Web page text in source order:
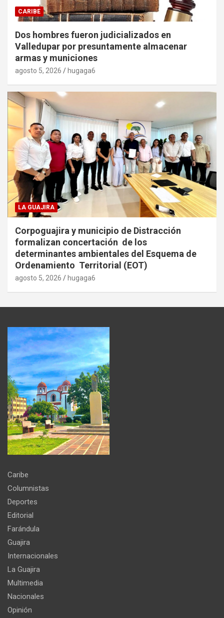
CARIBE
Dos hombres fueron judicializados en
Valledupar por presuntamente almacenar
armas y municiones
agosto 5, 2026 hugaga6
LA GUAJIRA
Corpoguajira y municipio de Distracción
formalizan concertación de los
determinantes ambientales del Esquema de
Ordenamiento Territorial (EOT)
agosto 5, 2026 hugaga6
Caribe
Columnistas
Deportes
Editorial
Farándula
Guajira
Internacionales
La Guajira
Multimedia
Nacionales
Opinión